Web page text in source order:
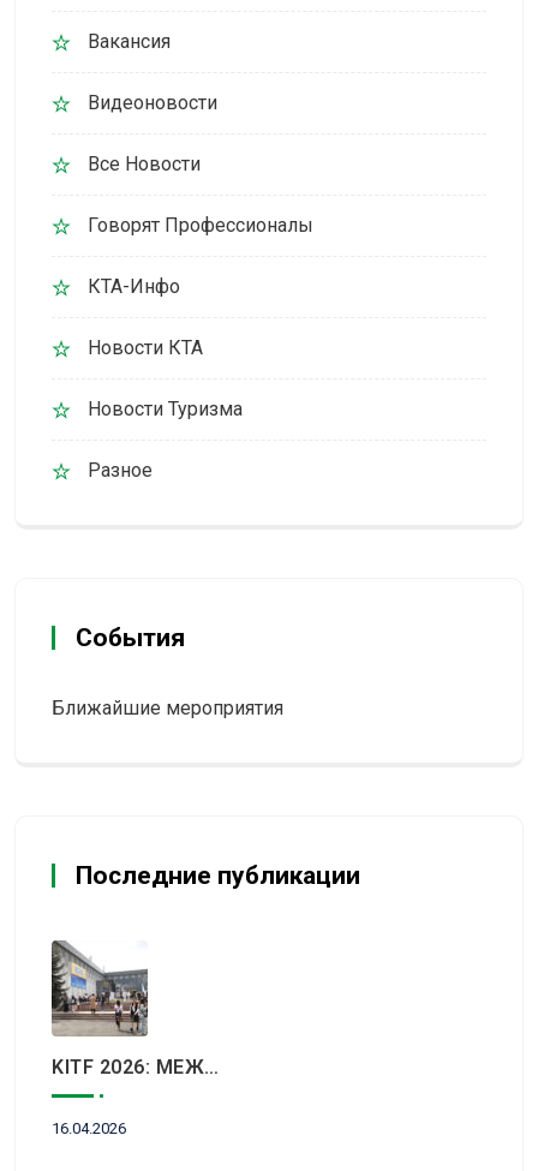
Вакансия
Видеоновости
Все Новости
Говорят Профессионалы
КТА-Инфо
Новости КТА
Новости Туризма
Разное
События
Ближайшие мероприятия
Последние публикации
KITF 2026: МЕЖДУНАРОДНЫЙ ТУРИСТИЧЕСКИЙ РЫНОК ВСТРЕТИТСЯ В АЛМАТЫ
16.04.2026